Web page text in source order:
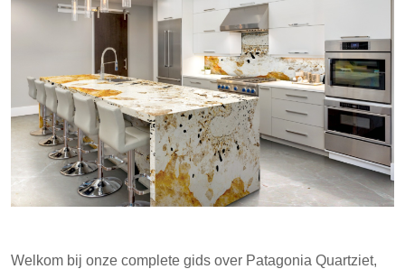
De steen staat bekend om zijn duurzaamheid, en
weerstaat effectief krassen, hitte en vlekken.
Elke plaat biedt unieke patronen, waardoor het
een onderscheidende keuze is voor
woningontwerp.
Patagonia Kwartsiet is een praktische en stijlvolle
optie voor huiseigenaren die duurzame
aanrechtbladen zoeken.
Welkom bij onze complete gids over Patagonia Quartziet,